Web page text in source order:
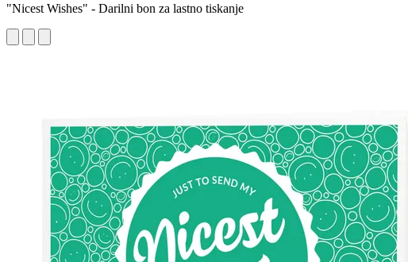
"Nicest Wishes" - Darilni bon za lastno tiskanje